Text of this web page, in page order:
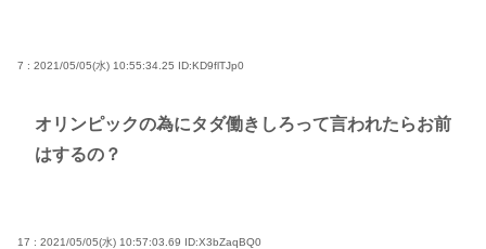
7 : 2021/05/05(水) 10:55:34.25 ID:KD9flTJp0
オリンピックの為にタダ働きしろって言われたらお前
はするの？
17 : 2021/05/05(水) 10:57:03.69 ID:X3bZaqBQ0